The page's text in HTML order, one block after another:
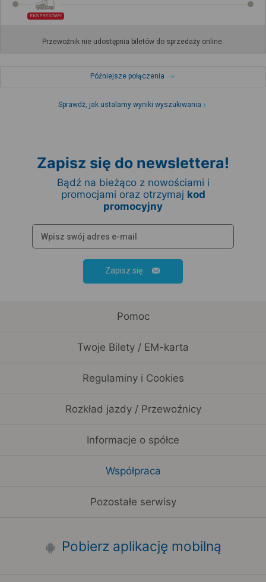
EKSPRESOWY
Przewoźnik nie udostępnia biletów do sprzedaży online.
Późniejsze połączenia
Sprawdź, jak ustalamy wyniki wyszukiwania
Zapisz się do newslettera!
Bądź na bieżąco z nowościami i
promocjami oraz otrzymaj kod
promocyjny
Zapisz się
Pomoc
Twoje Bilety / EM-karta
Regulaminy i Cookies
Rozkład jazdy / Przewoźnicy
Informacje o spółce
Współpraca
Pozostałe serwisy
Pobierz aplikację mobilną